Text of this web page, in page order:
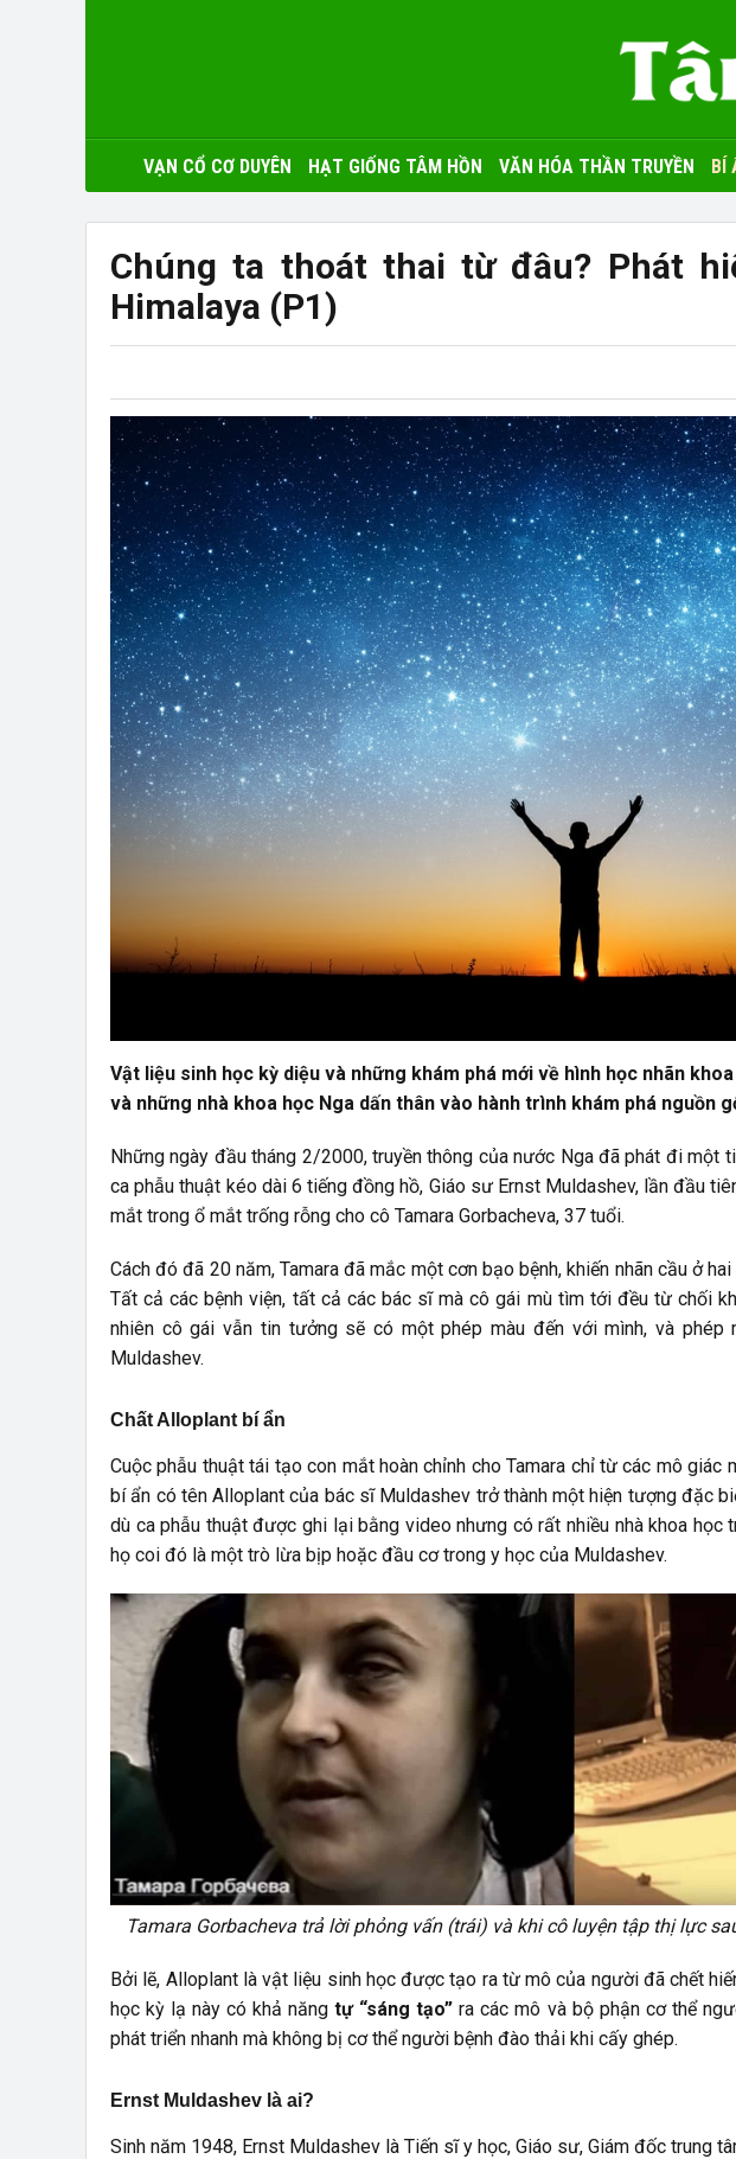
VẠN CỔ CƠ DUYÊN HẠT GIỐNG TÂM HỒN VĂN HÓA THẦN TRUYỀN BÍ
Chúng ta thoát thai từ đâu? Phát
Himalaya (P1)
Vật liệu sinh học kỳ diệu và những khám phá mới về hình học nhãn
và những nhà khoa học Nga dấn thân vào hành trình khám phá nguồn
Những ngày đầu tháng 2/2000, truyền thông của nước Nga đã phát đi
ca phẫu thuật kéo dài 6 tiếng đồng hồ, Giáo sư Ernst Muldashev, lần đầu
mắt trong ổ mắt trống rỗng cho cô Tamara Gorbacheva, 37 tuổi.
Cách đó đã 20 năm, Tamara đã mắc một cơn bạo bệnh, khiến nhãn cầu ở
Tất cả các bệnh viện, tất cả các bác sĩ mà cô gái mù tìm tới đều từ chối
nhiên cô gái vẫn tin tưởng sẽ có một phép màu đến với mình, và
Muldashev.
Chất Alloplant bí ẩn
Cuộc phẫu thuật tái tạo con mắt hoàn chỉnh cho Tamara chỉ từ các mô
bí ẩn có tên Alloplant của bác sĩ Muldashev trở thành một hiện tượng đặc
dù ca phẫu thuật được ghi lại bằng video nhưng có rất nhiều nhà khoa học
họ coi đó là một trò lừa bịp hoặc đầu cơ trong y học của Muldashev.
Tamara Gorbacheva trả lời phỏng vấn (trái) và khi cô luyện tập thị lực
Bởi lẽ, Alloplant là vật liệu sinh học được tạo ra từ mô của người đã chết
học kỳ lạ này có khả năng tự “sáng tạo” ra các mô và bộ phận cơ thể
phát triển nhanh mà không bị cơ thể người bệnh đào thải khi cấy ghép.
Ernst Muldashev là ai?
Sinh năm 1948, Ernst Muldashev là Tiến sĩ y học, Giáo sư, Giám đốc trung